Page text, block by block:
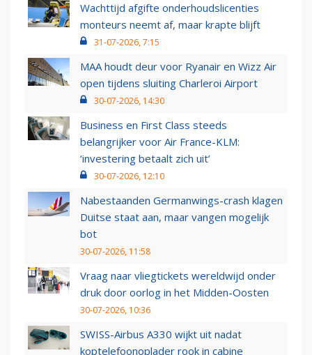
Wachttijd afgifte onderhoudslicenties
monteurs neemt af, maar krapte blijft
31-07-2026, 7:15
MAA houdt deur voor Ryanair en Wizz Air
open tijdens sluiting Charleroi Airport
30-07-2026, 14:30
Business en First Class steeds
belangrijker voor Air France-KLM:
‘investering betaalt zich uit’
30-07-2026, 12:10
Nabestaanden Germanwings-crash klagen
Duitse staat aan, maar vangen mogelijk
bot
30-07-2026, 11:58
Vraag naar vliegtickets wereldwijd onder
druk door oorlog in het Midden-Oosten
30-07-2026, 10:36
SWISS-Airbus A330 wijkt uit nadat
koptelefoonoplader rook in cabine